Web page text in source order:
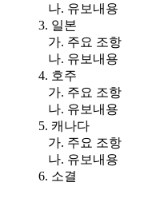
나. 유보내용
3. 일본
가. 주요 조항
나. 유보내용
4. 호주
가. 주요 조항
나. 유보내용
5. 캐나다
가. 주요 조항
나. 유보내용
6. 소결